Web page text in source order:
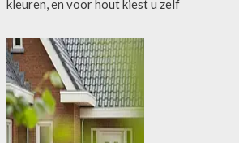
kleuren, en voor hout kiest u zelf